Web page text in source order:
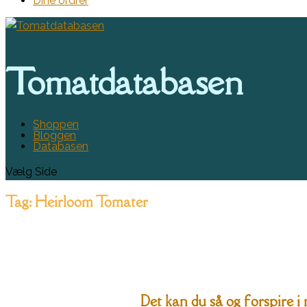
Tomatdatabasen
Shoppen
Bloggen
Databasen
Vælg Side
Tag:Heirloom Tomater
Det kan du så og forspire i